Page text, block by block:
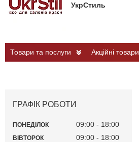
УкрСтиль
Товари та послуги Акційні товари
ГРАФІК РОБОТИ
ПОНЕДІЛОК 09:00 18:00
ВІВТОРОК 09:00 18:00